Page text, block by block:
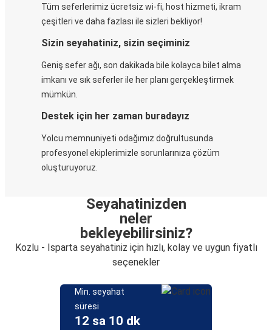
Tüm seferlerimiz ücretsiz wi-fi, host hizmeti, ikram
çeşitleri ve daha fazlası ile sizleri bekliyor!
Sizin seyahatiniz, sizin seçiminiz
Geniş sefer ağı, son dakikada bile kolayca bilet alma
imkanı ve sık seferler ile her planı gerçekleştirmek
mümkün.
Destek için her zaman buradayız
Yolcu memnuniyeti odağımız doğrultusunda
profesyonel ekiplerimizle sorunlarınıza çözüm
oluşturuyoruz.
Seyahatinizden
neler
bekleyebilirsiniz?
Kozlu - Isparta seyahatiniz için hızlı, kolay ve uygun fiyatlı
seçenekler
Min. seyahat
süresi
12 sa 10 dk